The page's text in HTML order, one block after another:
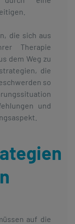
die sich aus
Therapie
dem Weg zu
die
so
und
auf die